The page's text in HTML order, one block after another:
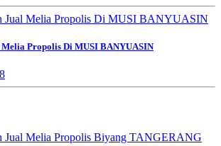
Melia Propolis Di MUSI BANYUASIN